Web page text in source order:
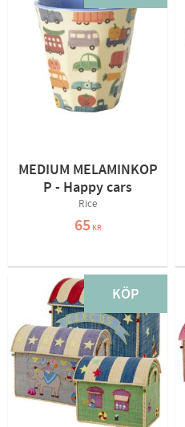
MEDIUM MELAMINKOP
P - Happy cars
Rice
65KR
KÖP